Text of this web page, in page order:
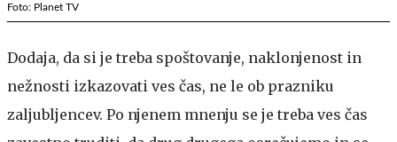
Foto: Planet TV
Dodaja, da si je treba spoštovanje, naklonjenost in
nežnosti izkazovati ves čas, ne le ob prazniku
zaljubljencev. Po njenem mnenju se je treba ves čas